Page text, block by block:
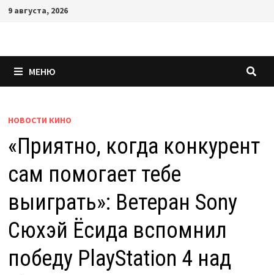
Перейти
9 августа, 2026
МЕНЮ
НОВОСТИ КИНО
«Приятно, когда конкурент
сам помогает тебе
выиграть»: Ветеран Sony
Сюхэй Ёсида вспомнил
победу PlayStation 4 над